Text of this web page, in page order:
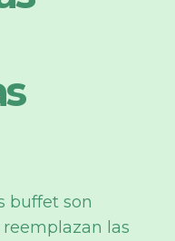
buffet son
las